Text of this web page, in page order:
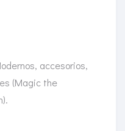
accesorios,
(Magic the